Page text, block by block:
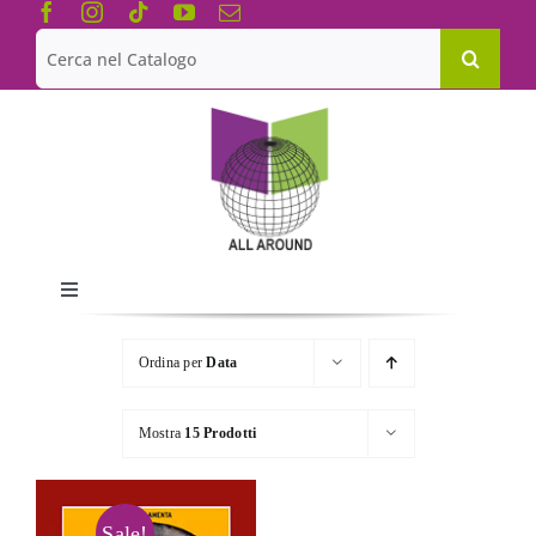
Salta
contenuto
Cerca
per:
Toggle
Navigation
Chi siamo
Le Collane
Catalogo
Ordina perData
Mostra 15 Prodotti